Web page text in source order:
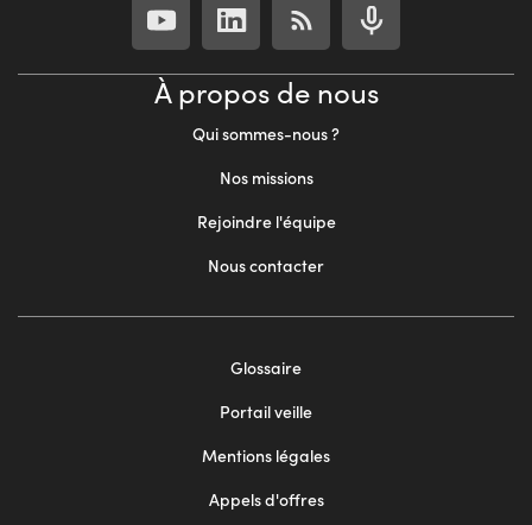
À propos de nous
Qui sommes-nous ?
Nos missions
Rejoindre l'équipe
Nous contacter
Glossaire
Portail veille
Mentions légales
Appels d'offres